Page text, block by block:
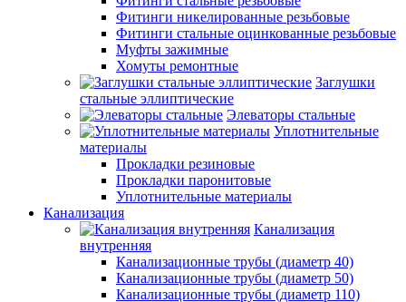
Фитинги никелированные резьбовые
Фитинги стальные оцинкованные резьбовые
Муфты зажимные
Хомуты ремонтные
Заглушки
стальные эллиптические
Элеваторы стальные
Уплотнительные
материалы
Прокладки резиновые
Прокладки паронитовые
Уплотнительные материалы
Канализация
Канализация
внутренняя
Канализационные трубы (диаметр 40)
Канализационные трубы (диаметр 50)
Канализационные трубы (диаметр 110)